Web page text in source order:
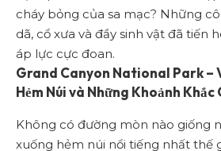
cháy bỏng của sa mạc? Những
dã, cổ xưa và đầy sinh vật đã tiến
áp lực cực đoan.
Grand Canyon National Park –
Hẻm Núi và Những Khoảnh Khắc
Không có đường mòn nào giống
xuống hẻm núi nổi tiếng nhất thế